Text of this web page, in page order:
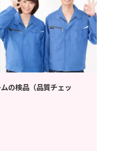
の検品（品質チェッ